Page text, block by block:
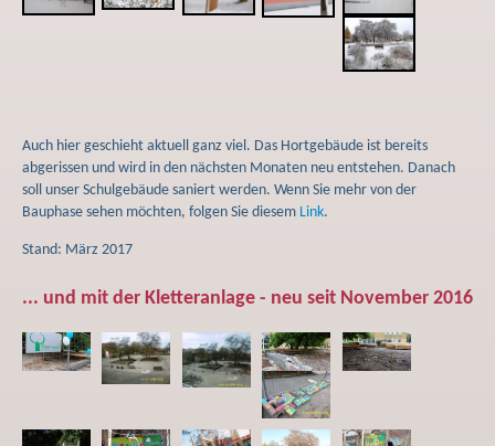
Auch hier geschieht aktuell ganz viel. Das Hortgebäude ist bereits
abgerissen und wird in den nächsten Monaten neu entstehen. Danach
soll unser Schulgebäude saniert werden. Wenn Sie mehr von der
Bauphase sehen möchten, folgen Sie diesem Link.
Stand: März 2017
... und mit der Kletteranlage - neu seit November 2016